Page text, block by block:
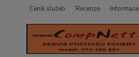
Ceník služeb Recenze Informace